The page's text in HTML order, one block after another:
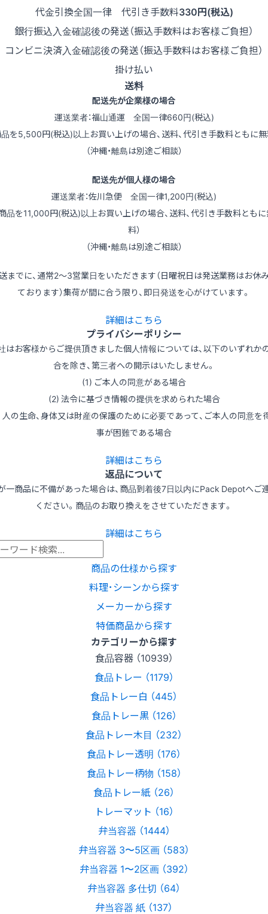
代金引換全国一律 代引き手数料330円(税込)
銀行振込入金確認後の発送（振込手数料はお客様ご負担）
コンビニ決済入金確認後の発送（振込手数料はお客様ご負担）
掛け払い
送料
配送先が企業様の場合
運送業者：福山通運 全国一律660円(税込)
品を5,500円(税込)以上お買い上げの場合、送料、代引き手数料ともに無
（沖縄・離島は別途ご相談）
配送先が個人様の場合
運送業者：佐川急便 全国一律1,200円(税込)
品を11,000円(税込)以上お買い上げの場合、送料、代引き手数料とも
料）
（沖縄・離島は別途ご相談）
までに、通常2～3営業日をいただきます（日曜祝日は発送業務はお休
ております）集荷が間に合う限り、即日発送を心がけています。
詳細はこちら
プライバシーポリシー
はお客様からご提供頂きました個人情報については、以下のいずれか
合を除き、第三者への開示はいたしません。
(1) ご本人の同意がある場合
(2) 法令に基づき情報の提供を求められた場合
の生命、身体又は財産の保護のために必要であって、ご本人の同意を
事が困難である場合
詳細はこちら
返品について
一商品に不備があった場合は、商品到着後7日以内にPack Depotへご
ください。商品のお取り換えをさせていただきます。
詳細はこちら
商品の仕様から探す
料理･シーンから探す
メーカーから探す
特価商品から探す
カテゴリーから探す
食品容器 （10939）
食品トレー （1179）
食品トレー白 （445）
食品トレー黒 （126）
食品トレー木目 （232）
食品トレー透明 （176）
食品トレー柄物 （158）
食品トレー紙 （26）
トレーマット （16）
弁当容器 （1444）
弁当容器 3〜5区画 （583）
弁当容器 1〜2区画 （392）
弁当容器 多仕切 （64）
弁当容器 紙 （137）